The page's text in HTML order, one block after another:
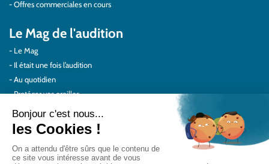
Offres commerciales en cours
Le Mag de l'audition
Le Mag
Il était une fois l’audition
Au quotidien
Protéger vos oreilles
Témoignages
Actualités Audilab
Pour les pros